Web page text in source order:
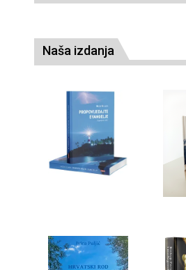
Naša izdanja